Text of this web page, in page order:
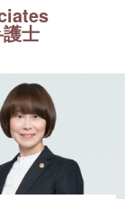
士